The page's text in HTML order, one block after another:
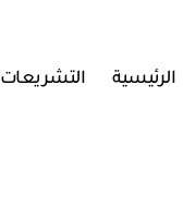
الرئيسية التشريعات